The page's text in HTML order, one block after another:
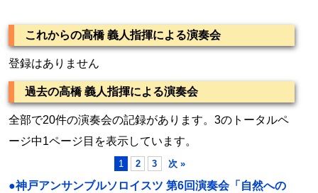
これからの高橋 義人指揮による演奏会
登録はありません
過去の高橋 義人指揮による演奏会
全部で20件の演奏会の記録があります。3のトータルペ
ージ中1ページ目を表示しています。
1 2 3 次 »
●神戸アンサンブルソロイスツ 第6回演奏会「自然への